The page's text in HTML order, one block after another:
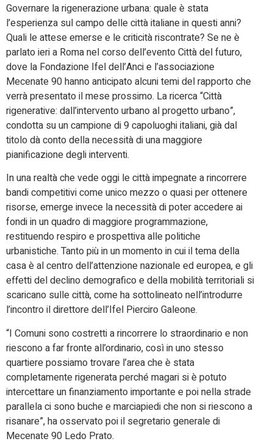
Governare la rigenerazione urbana: quale è stata
l’esperienza sul campo delle città italiane in questi anni?
Quali le attese emerse e le criticità riscontrate? Se ne è
parlato ieri a Roma nel corso dell’evento Città del futuro,
dove la Fondazione Ifel dell’Anci e l’associazione
Mecenate 90 hanno anticipato alcuni temi del rapporto che
verrà presentato il mese prossimo. La ricerca “Città
rigenerative: dall’intervento urbano al progetto urbano”,
condotta su un campione di 9 capoluoghi italiani, già dal
titolo dà conto della necessità di una maggiore
pianificazione degli interventi.
In una realtà che vede oggi le città impegnate a rincorrere
bandi competitivi come unico mezzo o quasi per ottenere
risorse, emerge invece la necessità di poter accedere ai
fondi in un quadro di maggiore programmazione,
restituendo respiro e prospettiva alle politiche
urbanistiche. Tanto più in un momento in cui il tema della
casa è al centro dell’attenzione nazionale ed europea, e gli
effetti del declino demografico e della mobilità territoriali si
scaricano sulle città, come ha sottolineato nell’introdurre
l’incontro il direttore dell’Ifel Pierciro Galeone.
“I Comuni sono costretti a rincorrere lo straordinario e non
riescono a far fronte all’ordinario, così in uno stesso
quartiere possiamo trovare l’area che è stata
completamente rigenerata perché magari si è potuto
intercettare un finanziamento importante e poi nella strade
parallela ci sono buche e marciapiedi che non si riescono a
risanare”, ha osservato poi il segretario generale di
Mecenate 90 Ledo Prato.